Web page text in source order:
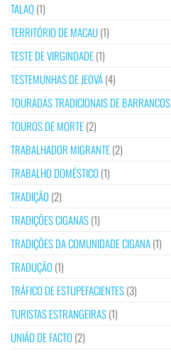
TALAQ(1)
TERRITÓRIO DE MACAU(1)
TESTE DE VIRGINDADE(1)
TESTEMUNHAS DE JEOVÁ(4)
TOURADAS TRADICIONAIS DE BARRANCOS
TOUROS DE MORTE(2)
TRABALHADOR MIGRANTE(2)
TRABALHO DOMÉSTICO (1)
TRADIÇÃO (2)
TRADIÇÕES CIGANAS(1)
TRADIÇÕES DA COMUNIDADE CIGANA(1)
TRADUÇÃO (1)
TRÁFICO DE ESTUPEFACIENTES(3)
TURISTAS ESTRANGEIRAS(1)
UNIÃO DE FACTO (2)